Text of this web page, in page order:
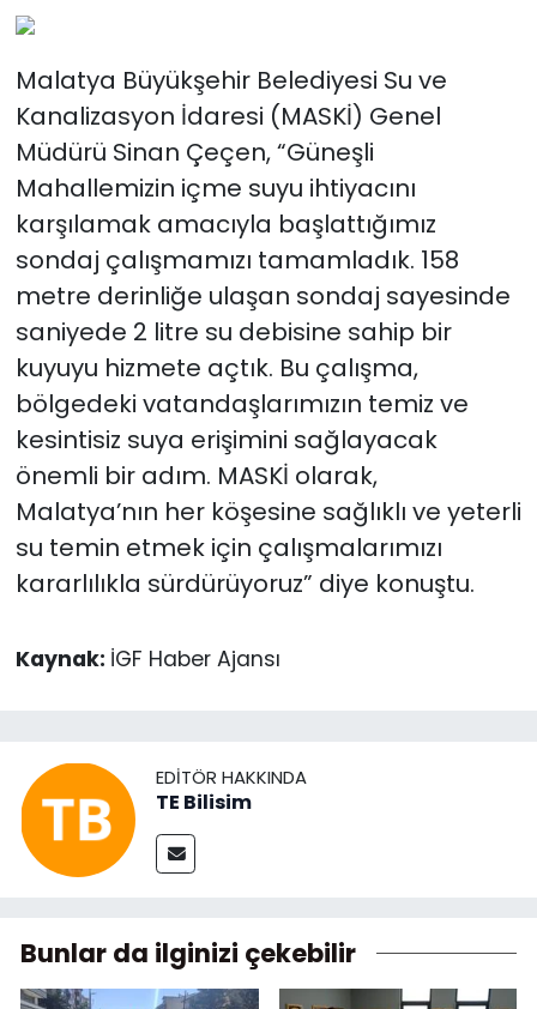
Malatya Büyükşehir Belediyesi Su ve
Kanalizasyon İdaresi (MASKİ) Genel
Müdürü Sinan Çeçen, “Güneşli
Mahallemizin içme suyu ihtiyacını
karşılamak amacıyla başlattığımız
sondaj çalışmamızı tamamladık. 158
metre derinliğe ulaşan sondaj sayesinde
saniyede 2 litre su debisine sahip bir
kuyuyu hizmete açtık. Bu çalışma,
bölgedeki vatandaşlarımızın temiz ve
kesintisiz suya erişimini sağlayacak
önemli bir adım. MASKİ olarak,
Malatya’nın her köşesine sağlıklı ve yeterli
su temin etmek için çalışmalarımızı
kararlılıkla sürdürüyoruz” diye konuştu.
Kaynak: İGF Haber Ajansı
EDITÖR HAKKINDA
TE Bilisim
Bunlar da ilginizi çekebilir